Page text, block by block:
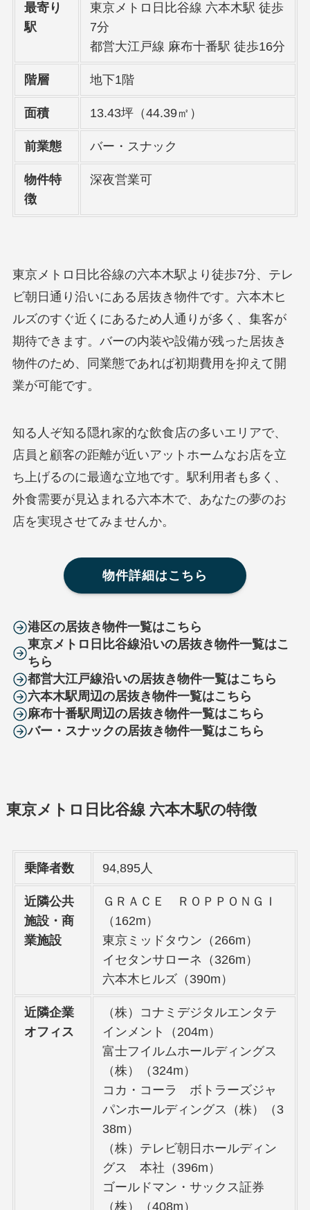
最寄り
駅
東京メトロ日比谷線 六本木駅 徒歩
7分
都営大江戸線 麻布十番駅 徒歩16分
階層 地下1階
面積 13.43坪（44.39㎡）
前業態 バー・スナック
物件特
徴
深夜営業可
東京メトロ日比谷線の六本木駅より徒歩7分、テレ
ビ朝日通り沿いにある居抜き物件です。六本木ヒ
ルズのすぐ近くにあるため人通りが多く、集客が
期待できます。バーの内装や設備が残った居抜き
物件のため、同業態であれば初期費用を抑えて開
業が可能です。
知る人ぞ知る隠れ家的な飲食店の多いエリアで、
店員と顧客の距離が近いアットホームなお店を立
ち上げるのに最適な立地です。駅利用者も多く、
外食需要が見込まれる六本木で、あなたの夢のお
店を実現させてみませんか。
物件詳細はこちら
港区の居抜き物件一覧はこちら
東京メトロ日比谷線沿いの居抜き物件一覧はこ
ちら
都営大江戸線沿いの居抜き物件一覧はこちら
六本木駅周辺の居抜き物件一覧はこちら
麻布十番駅周辺の居抜き物件一覧はこちら
バー・スナックの居抜き物件一覧はこちら
東京メトロ日比谷線 六本木駅の特徴
乗降者数 94,895人
近隣公共
施設・商
業施設
ＧＲＡＣＥ ＲＯＰＰＯＮＧＩ
（162m）
東京ミッドタウン（266m）
イセタンサローネ（326m）
六本木ヒルズ（390m）
近隣企業
オフィス
（株）コナミデジタルエンタテ
インメント（204m）
富士フイルムホールディングス
（株）（324m）
コカ・コーラ ボトラーズジャ
パンホールディングス（株）（3
38m）
（株）テレビ朝日ホールディン
グス 本社（396m）
ゴールドマン・サックス証券
（株）（408m）